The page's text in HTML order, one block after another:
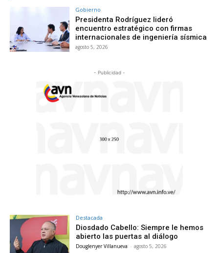
Gobierno
Presidenta Rodríguez lideró
encuentro estratégico con firmas
internacionales de ingeniería sísmica
agosto 5, 2026
- Publicidad -
Destacada
Diosdado Cabello: Siempre le hemos
abierto las puertas al diálogo
Douglenyer Villanueva - agosto 5, 2026